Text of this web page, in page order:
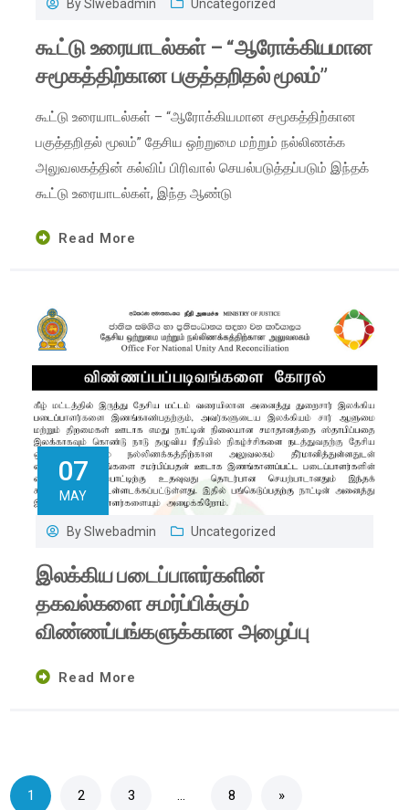
BySlwebadmin Uncategorized
கூட்டு உரையாடல்கள் – “ஆரோக்கியமான
சமூகத்திற்கான பகுத்தறிதல் மூலம்”
கூட்டு உரையாடல்கள் – “ஆரோக்கியமான சமூகத்திற்கான
பகுத்தறிதல் மூலம்” தேசிய ஒற்றுமை மற்றும் நல்லிணக்க
அலுவலகத்தின் கல்விப் பிரிவால் செயல்படுத்தப்படும் இந்தக்
கூட்டு உரையாடல்கள், இந்த ஆண்டு
Read More
07
MAY
BySlwebadmin Uncategorized
இலக்கிய படைப்பாளர்களின்
தகவல்களை சமர்ப்பிக்கும்
விண்ணப்பங்களுக்கான அழைப்பு
Read More
1 2 3 … 8 »